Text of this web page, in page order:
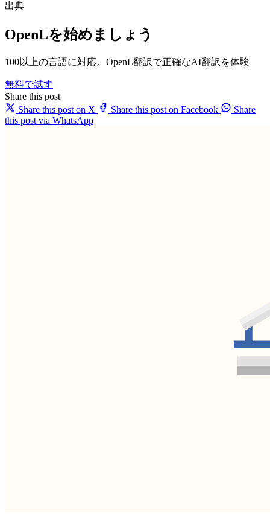
出典
OpenLを始めましょう
100以上の言語に対応。OpenL翻訳で正確なAI翻訳を体験
無料で試す
Share this post
Share this post on X
Share this post on Facebook
Share
this post via WhatsApp